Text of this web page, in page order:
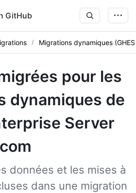
GitHub
Migrations dynamiques
pour les
dynamiques de
Server
données et les mises à
dans une migration